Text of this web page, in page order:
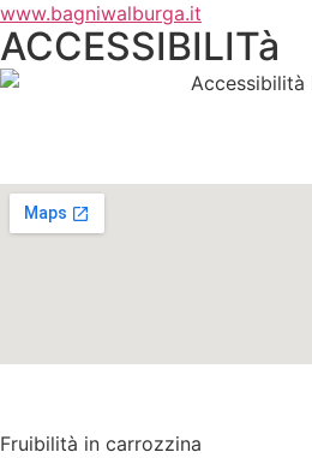
www.bagniwalburga.it
ACCESSIBILITà
Fruibilità in carrozzina